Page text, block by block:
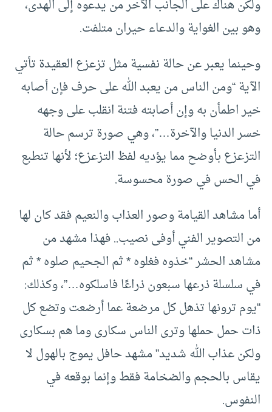
ولكن هناك على الجانب الآخر من يدعوه إلى الهدى،
وهو بين الغواية والدعاء حيران متلفت.
وحينما يعبر عن حالة نفسية مثل تزعزع العقيدة تأتي
الآية “ومن الناس من يعبد الله على حرف فإن أصابه
خير اطمأن به وإن أصابته فتنة انقلب على وجهه
خسر الدنيا والآخرة…”، وهي صورة ترسم حالة
التزعزع بأوضح مما يؤديه لفظ التزعزع؛ لأنها تنطبع
في الحس في صورة محسوسة.
أما مشاهد القيامة وصور العذاب والنعيم فقد كان لها
من التصوير الفني أوفى نصيب.. فهذا مشهد من
مشاهد الحشر “خذوه فغلوه * ثم الجحيم صلوه * ثم
في سلسلة ذرعها سبعون ذراعًا فاسلكوه…”، وكذلك:
“يوم ترونها تذهل كل مرضعة عما أرضعت وتضع كل
ذات حمل حملها وترى الناس سكارى وما هم بسكارى
ولكن عذاب الله شديد” مشهد حافل يموج بالهول لا
يقاس بالحجم والضخامة فقط وإنما بوقعه في
النفوس.